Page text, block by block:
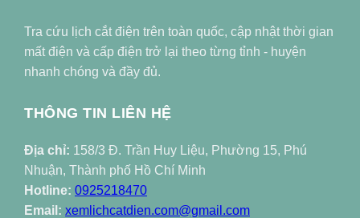
Tra cứu lịch cắt điện trên toàn quốc, cập nhật thời gian
mất điện và cấp điện trở lại theo từng tỉnh - huyện
nhanh chóng và đầy đủ.
THÔNG TIN LIÊN HỆ
Địa chỉ: 158/3 Đ. Trần Huy Liệu, Phường 15, Phú
Nhuận, Thành phố Hồ Chí Minh
Hotline: 0925218470
Email: xemlichcatdien.com@gmail.com